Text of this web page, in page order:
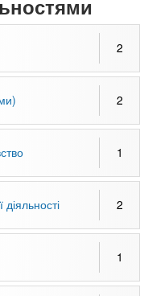
2
2
1
діяльності 2
1